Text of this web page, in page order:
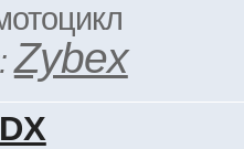
Zybex